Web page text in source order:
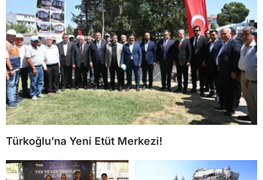
Türkoğlu’na Yeni Etüt Merkezi!